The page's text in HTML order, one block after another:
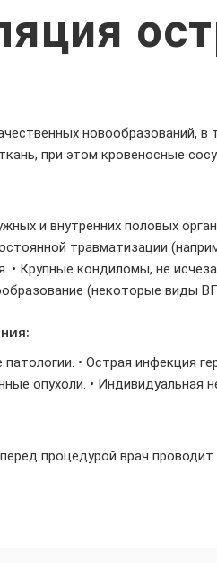
новообразований,
при этом кровеносные
и внутренних половых
травматизации
• Крупные кондиломы, не
(некоторые виды
• Острая инфекция
опухоли. • Индивидуальная
процедурой врач